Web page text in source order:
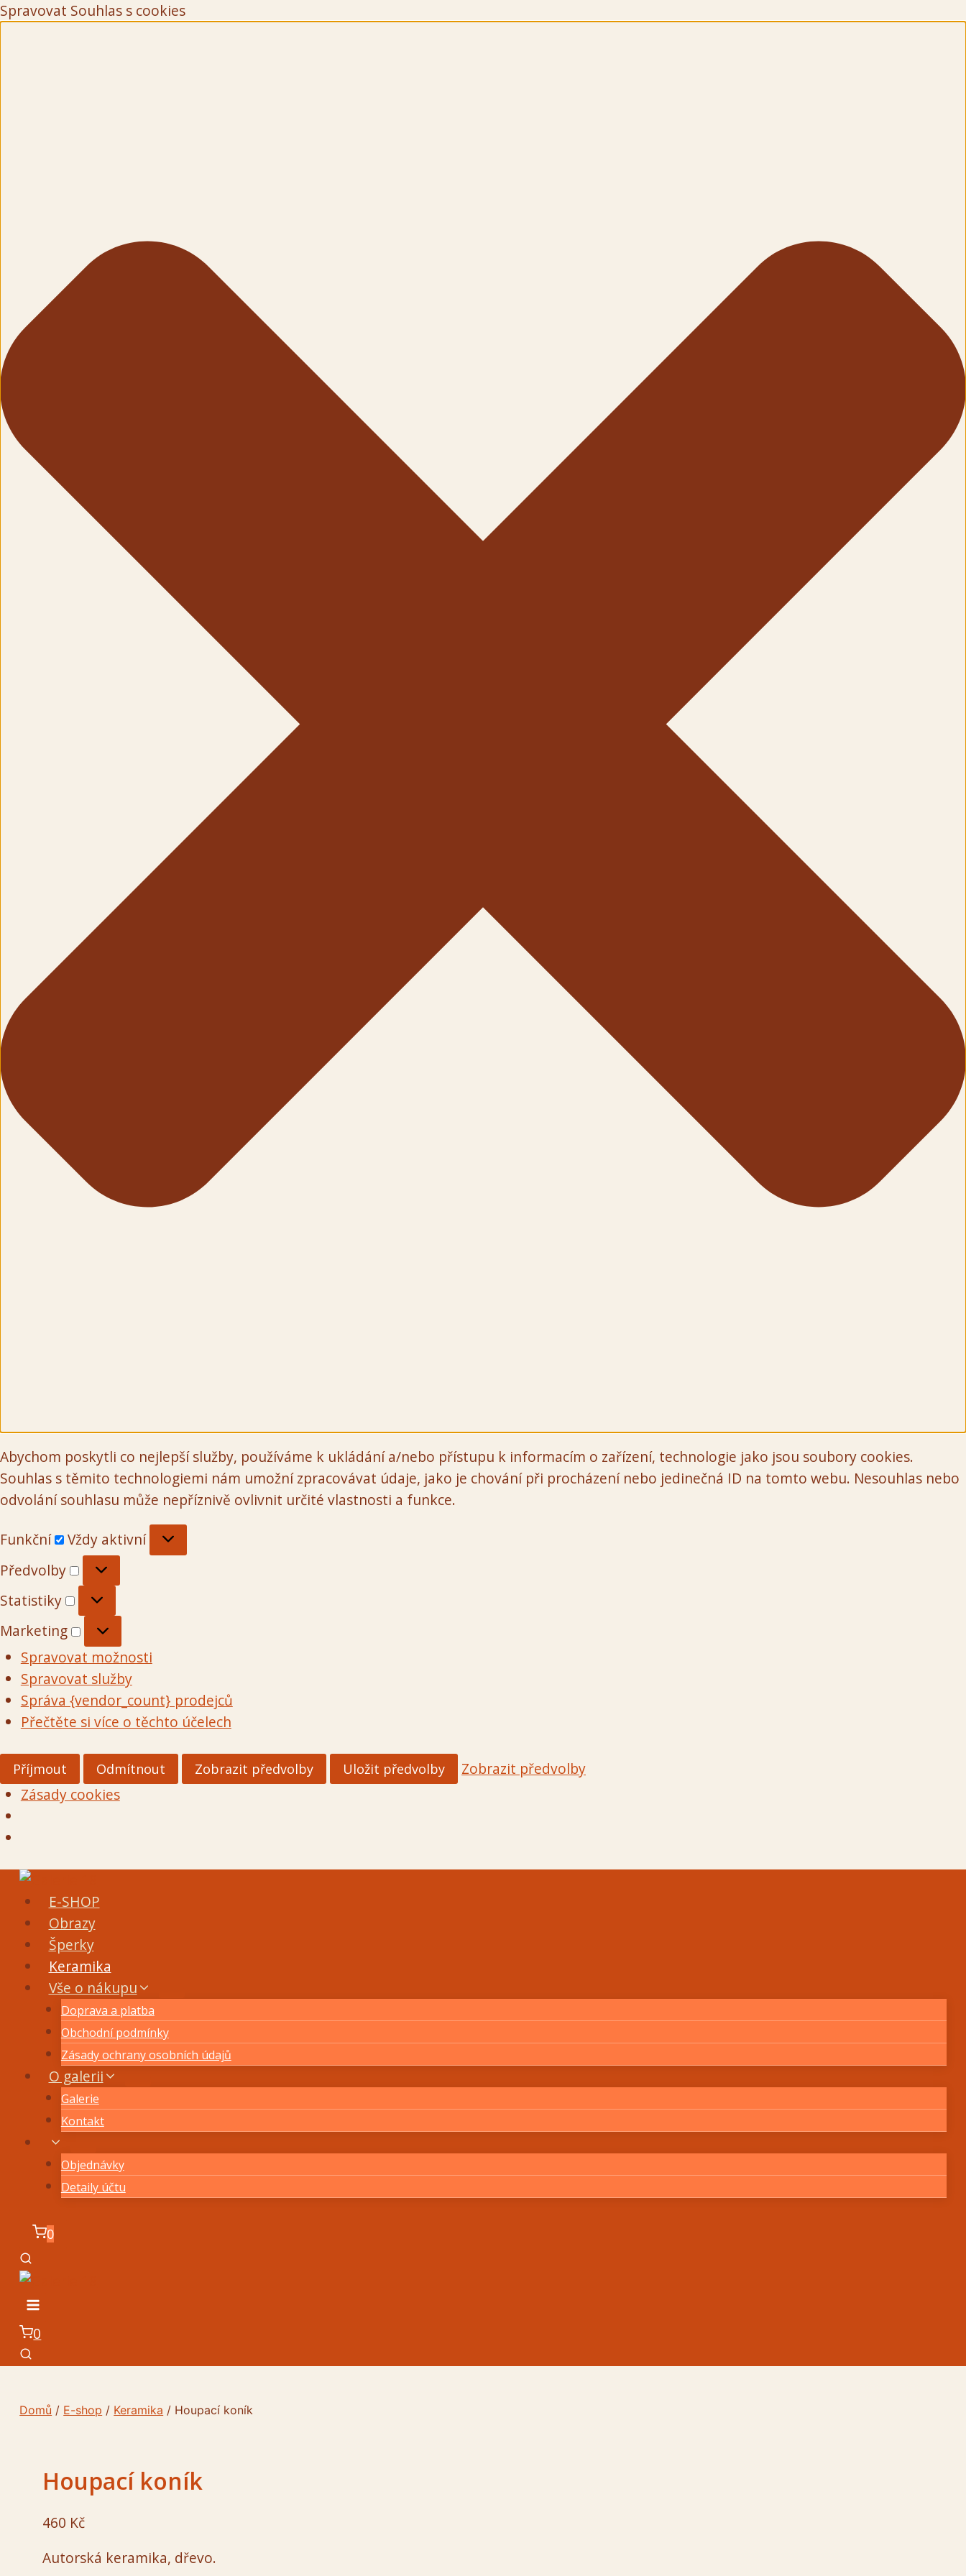
Spravovat Souhlas s cookies
Abychom poskytli co nejlepší služby, používáme k ukládání a/nebo přístupu k informacím o zařízení, technologie jako jsou soubory cookies.
Souhlas s těmito technologiemi nám umožní zpracovávat údaje, jako je chování při procházení nebo jedinečná ID na tomto webu. Nesouhlas nebo
odvolání souhlasu může nepříznivě ovlivnit určité vlastnosti a funkce.
Funkční Funkční
Vždy aktivní
Předvolby
Předvolby
Statistiky
Statistiky
Marketing
Marketing
Spravovat možnosti
Spravovat služby
Správa {vendor_count} prodejců
Přečtěte si více o těchto účelech
Příjmout Odmítnout Zobrazit předvolby Uložit předvolby
Zobrazit předvolby
Zásady cookies
Přeskočit
obsah
E-SHOP
Obrazy
Šperky
Keramika
Vše o nákupu
Doprava a platba
Obchodní podmínky
Zásady ochrany osobních údajů
O galerii
Galerie
Kontakt
Objednávky
Detaily účtu
0
0
Domů / E-shop / Keramika / Houpací koník
Houpací koník
460 Kč
Autorská keramika, dřevo.